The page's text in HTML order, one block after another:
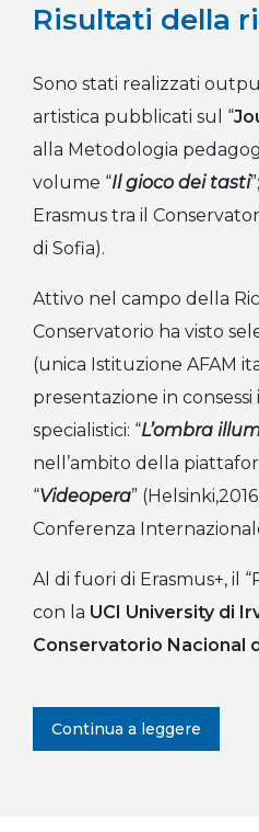
Risultati della
Sono stati realizzati
artistica pubblicati sul “
alla Metodologia
volume “Il gioco dei tasti
Erasmus tra il
di Sofia).
Attivo nel campo della
Conservatorio ha visto
(unica Istituzione AFAM
presentazione in
specialistici: “L’ombra
nell’ambito della
“Videopera”
Conferenza
Al di fuori di Erasmus+, il
con la UCI University di
Conservatorio Nacional
Continua a leggere